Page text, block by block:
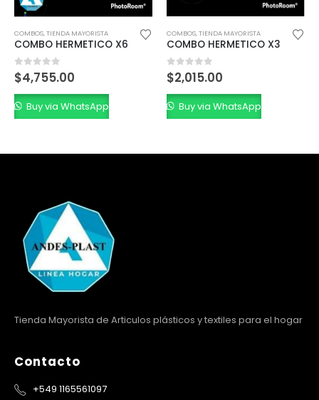
COMBOS,TIENDA MAYORISTA
COMBO HERMETICO X6
out of 5
4,755.00
Buy via WhatsApp
COMBOS,TIENDA MAYORISTA
COMBO HERMETICO X3
out of 5
2,015.00
Buy via WhatsApp
Tienda Mayorista de Articulos plásticos y textiles para el hogar
Contacto
+549 1165561097